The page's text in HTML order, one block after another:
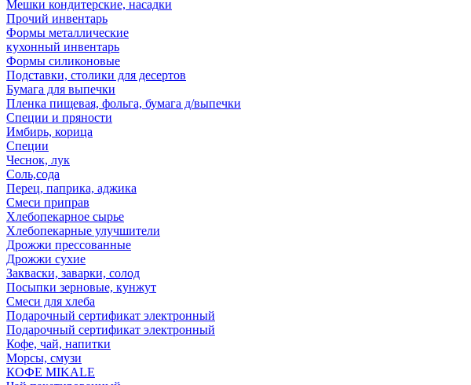
Мешки кондитерские, насадки
Прочий инвентарь
Формы металлические
кухонный инвентарь
Формы силиконовые
Подставки, столики для десертов
Бумага для выпечки
Пленка пищевая, фольга, бумага д/выпечки
Специи и пряности
Имбирь, корица
Специи
Чеснок, лук
Соль,сода
Перец, паприка, аджика
Смеси приправ
Хлебопекарное сырье
Хлебопекарные улучшители
Дрожжи прессованные
Дрожжи сухие
Закваски, заварки, солод
Посыпки зерновые, кунжут
Смеси для хлеба
Подарочный сертификат электронный
Подарочный сертификат электронный
Кофе, чай, напитки
Морсы, смузи
КОФЕ MIKALE